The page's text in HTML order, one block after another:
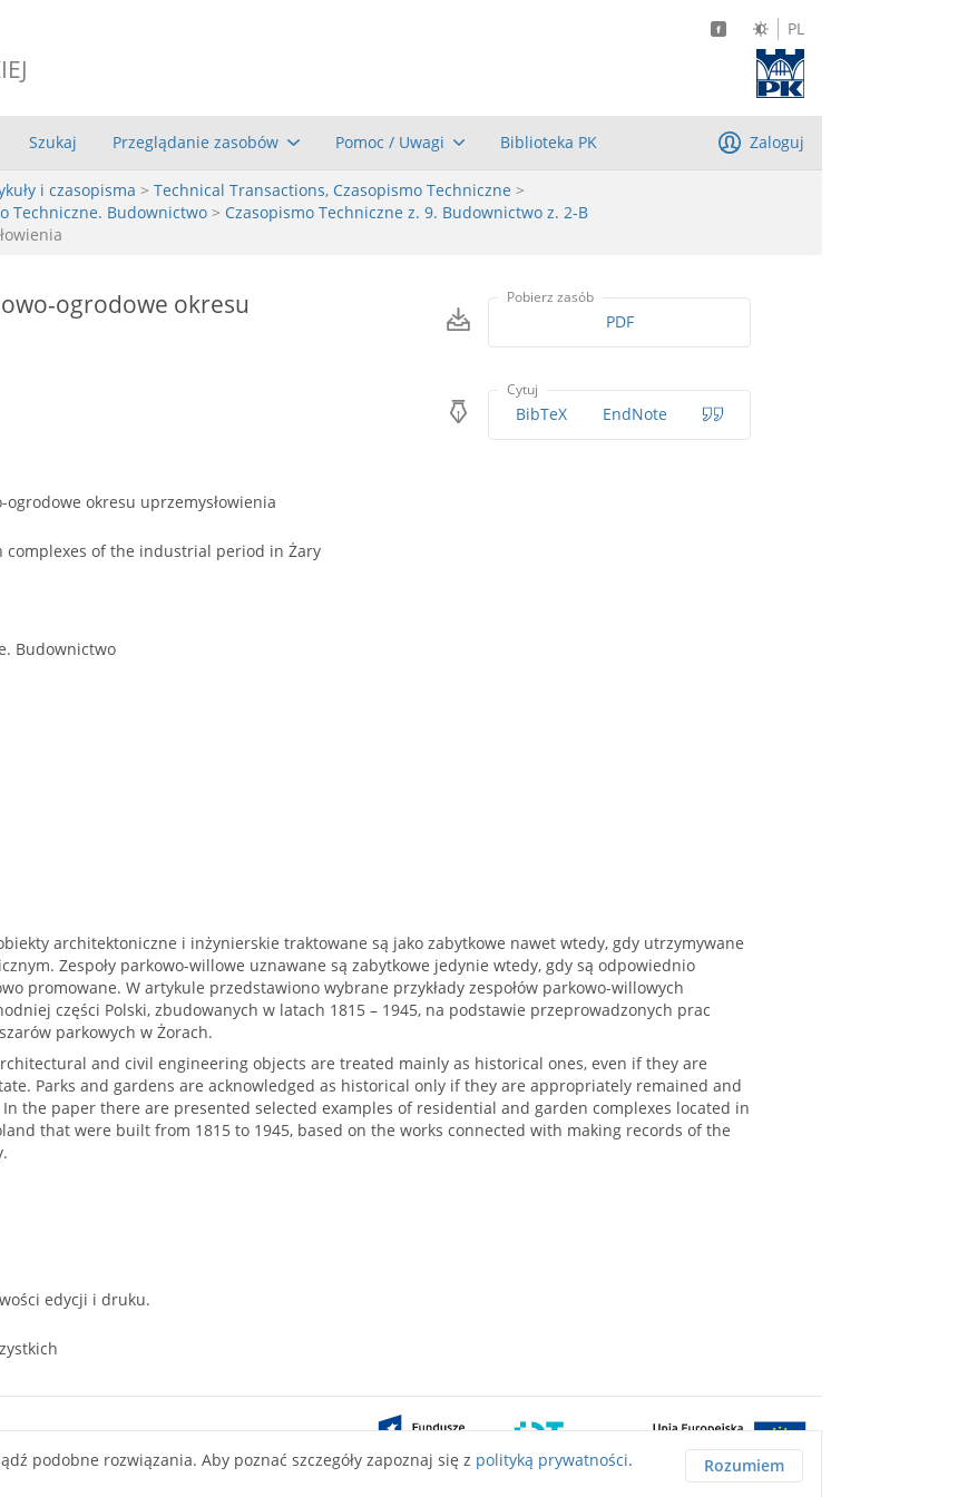
PL
Szukaj Przeglądanie zasobów Pomoc / Uwagi Biblioteka PK Zaloguj
i czasopisma > Technical Transactions, Czasopismo Techniczne >
Techniczne. Budownictwo > Czasopismo Techniczne z. 9. Budownictwo z. 2-B
ogrodowe okresu Pobierz zasób
PDF
Cytuj
BibTeX EndNote
ogrodowe okresu uprzemysłowienia
complexes of the industrial period in Żary
Budownictwo
architektoniczne i inżynierskie traktowane są jako zabytkowe nawet wtedy, gdy utrzymywane
Zespoły parkowo-willowe uznawane są zabytkowe jedynie wtedy, gdy są odpowiednio
promowane. W artykule przedstawiono wybrane przykłady zespołów parkowo-willowych
części Polski, zbudowanych w latach 1815 – 1945, na podstawie przeprowadzonych prac
parkowych w Żorach.
and civil engineering objects are treated mainly as historical ones, even if they are
Parks and gardens are acknowledged as historical only if they are appropriately remained and
the paper there are presented selected examples of residential and garden complexes located in
that were built from 1815 to 1945, based on the works connected with making records of the
edycji i druku.
podobne rozwiązania. Aby poznać szczegóły zapoznaj się z polityką prywatności. Rozumiem